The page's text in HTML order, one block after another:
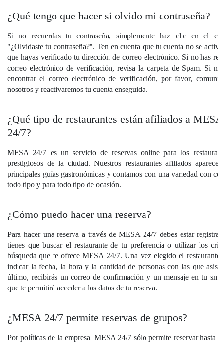
¿Qué tengo que hacer si olvido mi contraseña?
Si no recuerdas tu contraseña, simplemente haz clic en el
"¿Olvidaste tu contraseña?". Ten en cuenta que tu cuenta no se
que hayas verificado tu dirección de correo electrónico. Si no has
correo electrónico de verificación, revisa la carpeta de Spam. Si
encontrar el correo electrónico de verificación, por favor,
nosotros y reactivaremos tu cuenta enseguida.
¿Qué tipo de restaurantes están afiliados a
24/7?
MESA 24/7 es un servicio de reservas online para los
prestigiosos de la ciudad. Nuestros restaurantes afiliados
principales guías gastronómicas y contamos con una variedad con
todo tipo y para todo tipo de ocasión.
¿Cómo puedo hacer una reserva?
Para hacer una reserva a través de MESA 24/7 debes estar
tienes que buscar el restaurante de tu preferencia o utilizar los
búsqueda que te ofrece MESA 24/7. Una vez elegido el
indicar la fecha, la hora y la cantidad de personas con las que
último, recibirás un correo de confirmación y un mensaje en tu
que te permitirá acceder a los datos de tu reserva.
¿MESA 24/7 permite reservas de grupos?
Por políticas de la empresa, MESA 24/7 sólo permite reservar